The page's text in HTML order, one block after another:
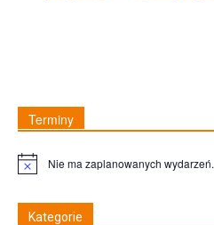
Terminy
UwagaNie ma zaplanowanych wydarzeń.
Kategorie